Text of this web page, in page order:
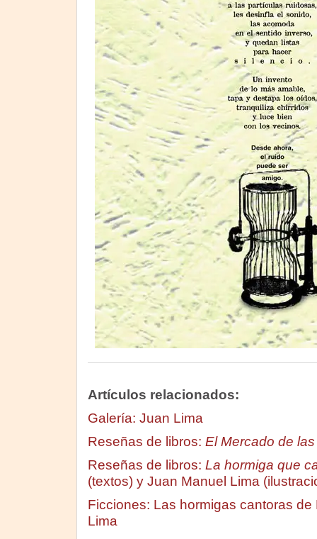
Artículos relacionados:
Galería: Juan Lima
Reseñas de libros: El Mercado de
Reseñas de libros: La hormiga que
(textos) y Juan Manuel Lima
Ficciones: Las hormigas cantoras
Lima